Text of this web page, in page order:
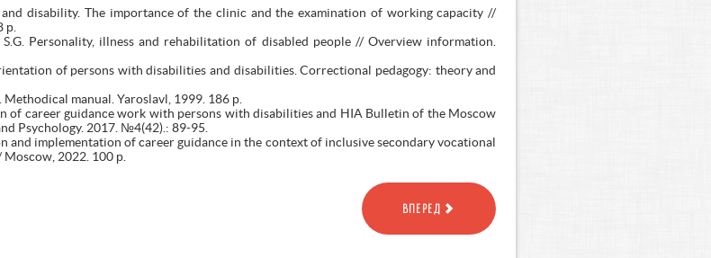
disability. The importance of the clinic and the examination of working capacity //
р.
Personality, illness and rehabilitation of disabled people // Overview information.
of persons with disabilities and disabilities. Correctional pedagogy: theory and
manual. Yaroslavl, 1999. 186 р.
of career guidance work with persons with disabilities and HIA Bulletin of the Moscow
Psychology. 2017. №4(42).: 89-95.
and implementation of career guidance in the context of inclusive secondary vocational
2022. 100 р.
ВПЕРЕД